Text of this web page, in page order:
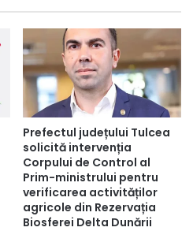
Prefectul județului Tulcea
solicită intervenția
Corpului de Control al
Prim-ministrului pentru
verificarea activităților
agricole din Rezervația
Biosferei Delta Dunării